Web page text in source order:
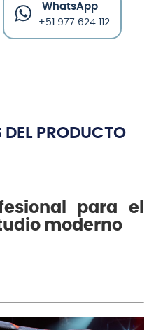
WhatsApp
+51 977 624 112
PRODUCTO
para el
moderno